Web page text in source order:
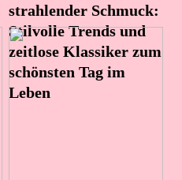
strahlender Schmuck:
Stilvolle Trends und
zeitlose Klassiker zum
schönsten Tag im
Leben